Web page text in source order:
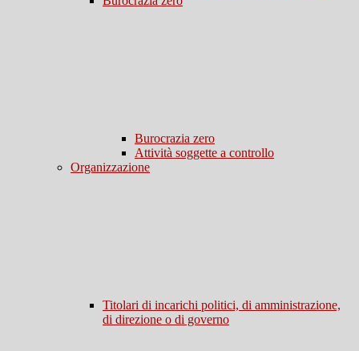
Burocrazia zero
Attività soggette a controllo
Organizzazione
Titolari di incarichi politici, di amministrazione,
di direzione o di governo